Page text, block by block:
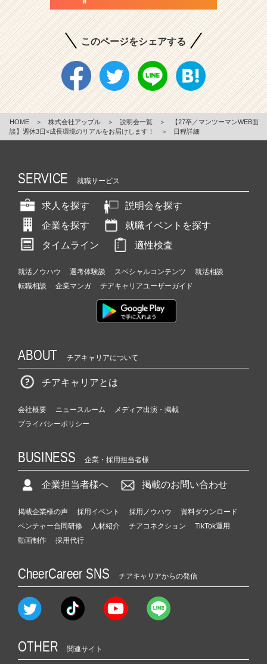
このページをシェアする
HOME ＞ 株式会社アップル ＞ 説明会一覧 ＞
【27卒／マンツーマンWEB面
談】週休3日×成長環境のリアルをお届けします！
＞ 日程詳細
SERVICE 就職サービス
求人を探す
説明会を探す
企業を探す
就職イベントを探す
タイムライン
適性検査
就活ノウハウ 選考体験談 スペシャルコンテンツ
就活相談
転職相談
企業マンガ チアキャリアユーザーガイド
ABOUT チアキャリアについて
チアキャリアとは
会社概要 ニュースルーム
メディア出演・掲載
プライバシーポリシー
BUSINESS 企業・採用担当者様
企業担当者様へ 掲載のお問い合わせ
掲載企業様の声 採用イベント 採用ノウハウ
資料ダウンロード
ベンチャー合同研修
人材紹介 チアコネクション
TikTok運用
動画制作
採用代行
CheerCareer SNS チアキャリアからの発信
OTHER 関連サイト